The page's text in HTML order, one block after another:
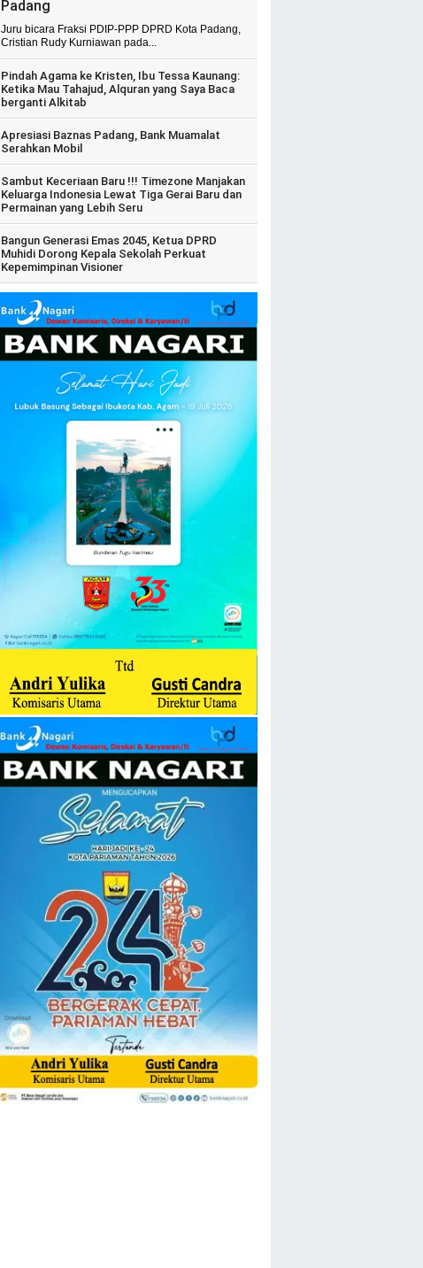
Padang
Juru bicara Fraksi PDIP-PPP DPRD Kota Padang,
Cristian Rudy Kurniawan pada...
Pindah Agama ke Kristen, Ibu Tessa Kaunang:
Ketika Mau Tahajud, Alquran yang Saya Baca
berganti Alkitab
Apresiasi Baznas Padang, Bank Muamalat
Serahkan Mobil
Sambut Keceriaan Baru !!! Timezone Manjakan
Keluarga Indonesia Lewat Tiga Gerai Baru dan
Permainan yang Lebih Seru
Bangun Generasi Emas 2045, Ketua DPRD
Muhidi Dorong Kepala Sekolah Perkuat
Kepemimpinan Visioner